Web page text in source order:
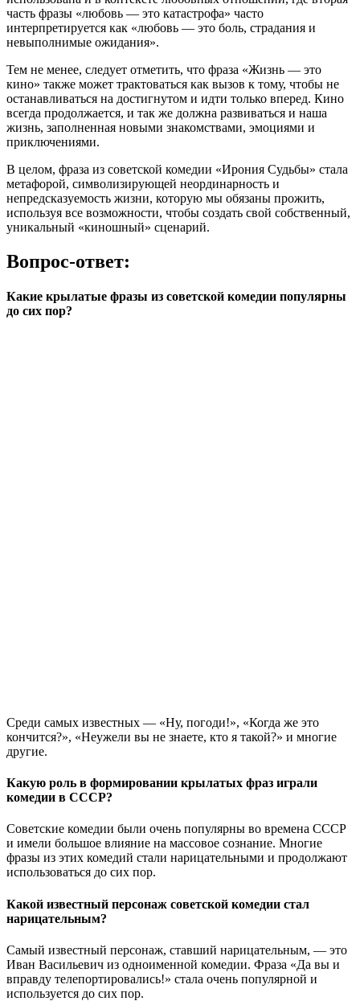
часть фразы «любовь — это катастрофа» часто
интерпретируется как «любовь — это боль, страдания и
невыполнимые ожидания».
Тем не менее, следует отметить, что фраза «Жизнь — это
кино» также может трактоваться как вызов к тому, чтобы не
останавливаться на достигнутом и идти только вперед. Кино
всегда продолжается, и так же должна развиваться и наша
жизнь, заполненная новыми знакомствами, эмоциями и
приключениями.
В целом, фраза из советской комедии «Ирония Судьбы» стала
метафорой, символизирующей неординарность и
непредсказуемость жизни, которую мы обязаны прожить,
используя все возможности, чтобы создать свой собственный,
уникальный «киношный» сценарий.
Вопрос-ответ:
Какие крылатые фразы из советской комедии популярны
до сих пор?
Среди самых известных — «Ну, погоди!», «Когда же это
кончится?», «Неужели вы не знаете, кто я такой?» и многие
другие.
Какую роль в формировании крылатых фраз играли
комедии в СССР?
Советские комедии были очень популярны во времена СССР
и имели большое влияние на массовое сознание. Многие
фразы из этих комедий стали нарицательными и продолжают
использоваться до сих пор.
Какой известный персонаж советской комедии стал
нарицательным?
Самый известный персонаж, ставший нарицательным, — это
Иван Васильевич из одноименной комедии. Фраза «Да вы и
вправду телепортировались!» стала очень популярной и
используется до сих пор.